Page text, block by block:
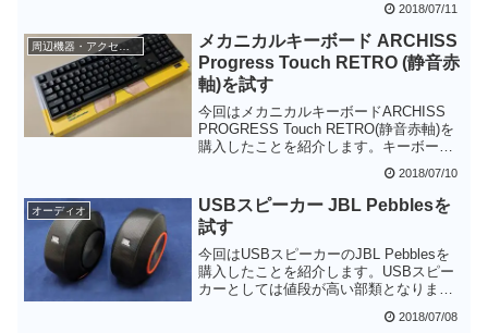
えないシンプルで美しいデザインとバラ
ンスがとれたスペックが特徴のノートPC
です。ゲームなどのヘビーユースには厳
しいですが、ブラウジング・ドキュメン
ト作成などのオフィス用途には十分活用
できるのではないかと思います。
2018/07/11
周辺機器・アクセサリ
メカニカルキーボード ARCHISS
Progress Touch RETRO (静音赤
軸)を試す
今回はメカニカルキーボードARCHISS
PROGRESS Touch RETRO(静音赤軸)を
購入したことを紹介します。キーボード
満足いくものです。静音というだけあっ
て打鍵音も押さえられており、家庭など
静かな環境での利用にも最適です。た
だ、スペースキーが通常より広く、変換
キー・無変換キーの場所が一般的な日本
語キーボードとずれています。
PROGRESS Touch RETROに満足できる
かどうかは、この1段目のキー配列に適応
できるかどうかにかかっていると思いま
2018/07/10
オーディオ
USBスピーカー JBL Pebblesを
試す
今回はUSBスピーカーのJBL Pebblesを
購入したことを紹介します。USBスピー
カーとしては値段が高い部類となります
品質です。スピーカーは長く使うもので
2018/07/08